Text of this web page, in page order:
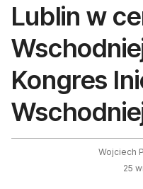
Lublin w
Kongres
Wojciech
25